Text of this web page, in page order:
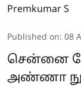
Premkumar S
Published on: 08
சென்னை
அண்ணா